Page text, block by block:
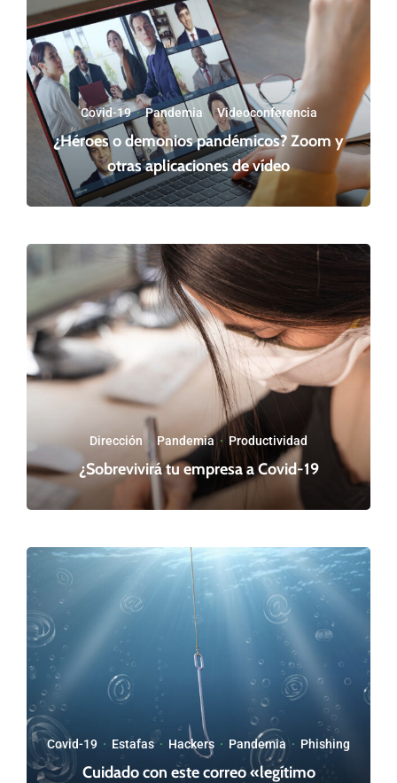
Covid-19·Pandemia ·Videoconferencia
¿Héroes o demonios pandémicos? Zoom y
otras aplicaciones de vídeo
Dirección · Pandemia· Productividad
¿Sobrevivirá tu empresa a Covid-19
Covid-19 · Estafas· Hackers · Pandemia · Phishing
Cuidado con este correo «legítimo